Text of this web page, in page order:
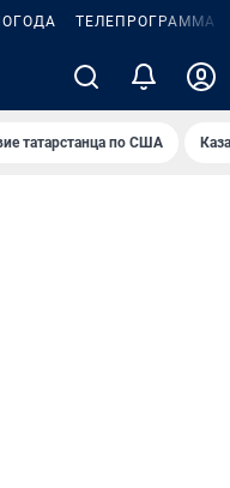
ТЕЛЕПРОГРАММА
татарстанца по США